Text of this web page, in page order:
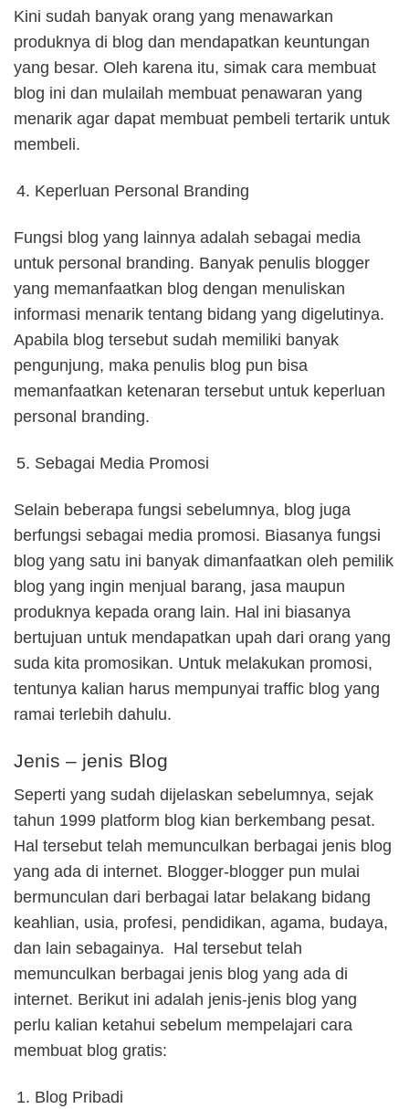
Kini sudah banyak orang yang menawarkan
produknya di blog dan mendapatkan keuntungan
yang besar. Oleh karena itu, simak cara membuat
blog ini dan mulailah membuat penawaran yang
menarik agar dapat membuat pembeli tertarik untuk
membeli.
Keperluan Personal Branding
Fungsi blog yang lainnya adalah sebagai media
untuk personal branding. Banyak penulis blogger
yang memanfaatkan blog dengan menuliskan
informasi menarik tentang bidang yang digelutinya.
Apabila blog tersebut sudah memiliki banyak
pengunjung, maka penulis blog pun bisa
memanfaatkan ketenaran tersebut untuk keperluan
personal branding.
Sebagai Media Promosi
Selain beberapa fungsi sebelumnya, blog juga
berfungsi sebagai media promosi. Biasanya fungsi
blog yang satu ini banyak dimanfaatkan oleh pemilik
blog yang ingin menjual barang, jasa maupun
produknya kepada orang lain. Hal ini biasanya
bertujuan untuk mendapatkan upah dari orang yang
suda kita promosikan. Untuk melakukan promosi,
tentunya kalian harus mempunyai traffic blog yang
ramai terlebih dahulu.
Jenis – jenis Blog
Seperti yang sudah dijelaskan sebelumnya, sejak
tahun 1999 platform blog kian berkembang pesat.
Hal tersebut telah memunculkan berbagai jenis blog
yang ada di internet. Blogger-blogger pun mulai
bermunculan dari berbagai latar belakang bidang
keahlian, usia, profesi, pendidikan, agama, budaya,
dan lain sebagainya. Hal tersebut telah
memunculkan berbagai jenis blog yang ada di
internet. Berikut ini adalah jenis-jenis blog yang
perlu kalian ketahui sebelum mempelajari cara
membuat blog gratis:
Blog Pribadi